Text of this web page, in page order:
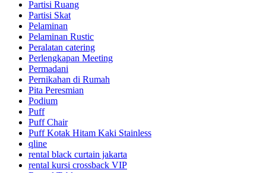
Partisi Ruang
Partisi Skat
Pelaminan
Pelaminan Rustic
Peralatan catering
Perlengkapan Meeting
Permadani
Pernikahan di Rumah
Pita Peresmian
Podium
Puff
Puff Chair
Puff Kotak Hitam Kaki Stainless
qline
rental black curtain jakarta
rental kursi crossback VIP